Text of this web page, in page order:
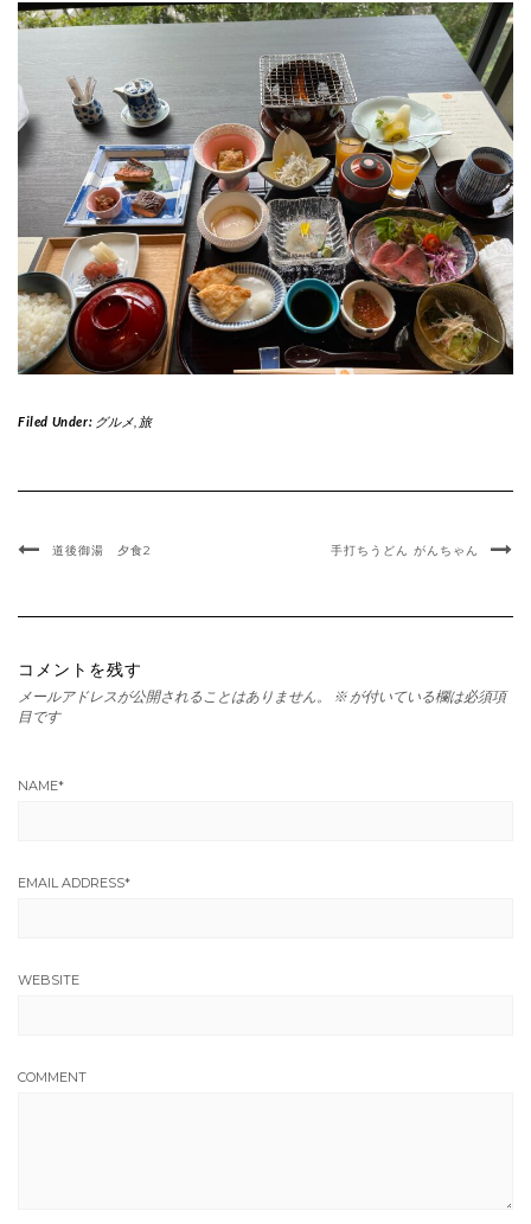
Filed Under: グルメ, 旅
道後御湯 夕食2 手打ちうどん がんちゃん
コメントを残す
メールアドレスが公開されることはありません。 ※ が付いている欄は必須項
目です
NAME*
EMAIL ADDRESS*
WEBSITE
COMMENT